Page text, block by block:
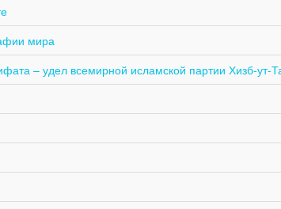
мира
– удел всемирной исламской партии Хизб-ут-